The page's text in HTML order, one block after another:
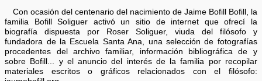
Con ocasión del centenario del nacimiento de Jaime Bofill Bofill, la
familia Bofill Soliguer activó un sitio de internet que ofrecí la
biografía dispuesta por Roser Soliguer, viuda del filósofo y
fundadora de la Escuela Santa Ana, una selección de fotografías
procedentes del archivo familiar, información bibliográfica de y
sobre Bofill... y el anuncio del interés de la familia por recopilar
materiales escritos o gráficos relacionados con el filósofo: